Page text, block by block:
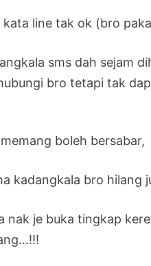
kata line tak ok (bro
sms dah sejam
bro tetapi tak
boleh bersabar,
kadangkala bro hilang
nak je buka tingkap